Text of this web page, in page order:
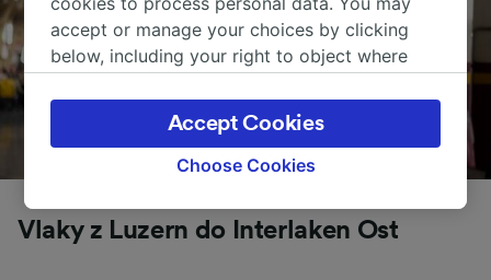
Vlaky z Luzern do Interlaken Ost
accept or manage your choices by clicking
below, including your right to object where
the privacy policy page. These choices will be
signaled to our partners and will not affect
browsing data. Your data will not be used for
track you.
Choose Cookies
Accept Cookies